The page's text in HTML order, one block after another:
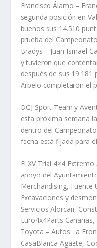
Francisco Álamo –
segunda posición en
buenos sus 14.510
prueba del
Bradys – Juan Ismael
y tuvieron que
después de sus 19.181
Arbelo completaron el
DGJ Sport Team y
esta próxima semana
dentro del
fecha está fijada para
El XV Trial 4×4
apoyo del
Merchandising, Fuente
Excavaciones y
Servicios Alorcan,
Euro4x4Parts
Toyota – Autos La
CasaBlanca Agaete,